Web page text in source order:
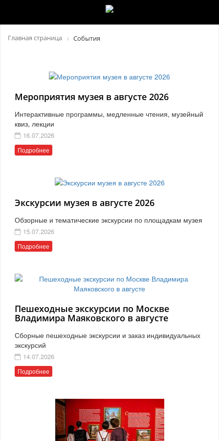
Главная страница События
Мероприятия музея в августе 2026
Интерактивные программы, медленные чтения, музейный
квиз, лекции
16.07.2026
Подробнее
Экскурсии музея в августе 2026
Обзорные и тематические экскурсии по площадкам музея
15.07.2026
Подробнее
Пешеходные экскурсии по Москве
Владимира Маяковского в августе
Сборные пешеходные экскурсии и заказ индивидуальных
экскурсий
14.07.2026
Подробнее